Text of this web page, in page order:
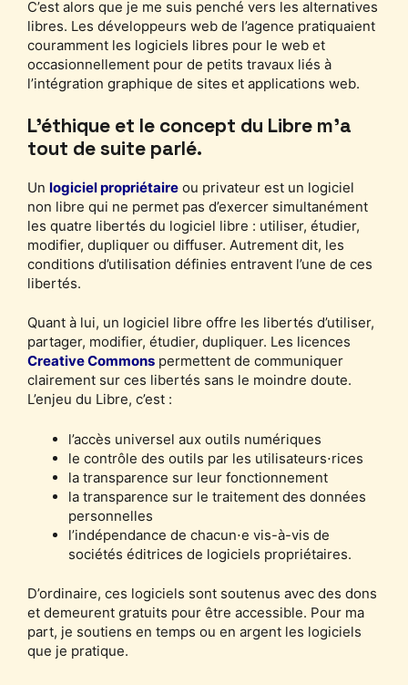
C’est alors que je me suis penché vers les alternatives
libres. Les développeurs web de l’agence pratiquaient
couramment les logiciels libres pour le web et
occasionnellement pour de petits travaux liés à
l’intégration graphique de sites et applications web.
L’éthique et le concept du Libre m’a
tout de suite parlé.
Un logiciel propriétaire ou privateur est un logiciel
non libre qui ne permet pas d’exercer simultanément
les quatre libertés du logiciel libre : utiliser, étudier,
modifier, dupliquer ou diffuser. Autrement dit, les
conditions d’utilisation définies entravent l’une de ces
libertés.
Quant à lui, un logiciel libre offre les libertés d’utiliser,
partager, modifier, étudier, dupliquer. Les licences
Creative Commons permettent de communiquer
clairement sur ces libertés sans le moindre doute.
L’enjeu du Libre, c’est :
l’accès universel aux outils numériques
le contrôle des outils par les utilisateurs⋅rices
la transparence sur leur fonctionnement
la transparence sur le traitement des données
personnelles
l’indépendance de chacun⋅e vis-à-vis de
sociétés éditrices de logiciels propriétaires.
D’ordinaire, ces logiciels sont soutenus avec des dons
et demeurent gratuits pour être accessible. Pour ma
part, je soutiens en temps ou en argent les logiciels
que je pratique.